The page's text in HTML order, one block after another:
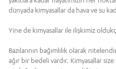
dünyada kimyasallar da hava ve su
Yine de kimyasallar ile ilişkimiz
Bazılarının bağımlılık olarak
ağır bir bedeli vardır. Kimyasallar